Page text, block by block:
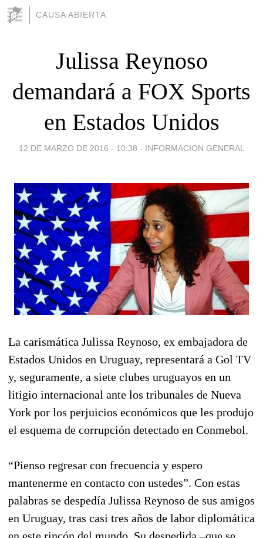
CAUSA ABIERTA
Julissa Reynoso
demandará a FOX Sports
en Estados Unidos
12 DE MARZO DE 2016 - 10:38 - INFORMACION GENERAL
La carismática Julissa Reynoso, ex embajadora de
Estados Unidos en Uruguay, representará a Gol TV
y, seguramente, a siete clubes uruguayos en un
litigio internacional ante los tribunales de Nueva
York por los perjuicios económicos que les produjo
el esquema de corrupción detectado en Conmebol.
“Pienso regresar con frecuencia y espero
mantenerme en contacto con ustedes”. Con estas
palabras se despedía Julissa Reynoso de sus amigos
en Uruguay, tras casi tres años de labor diplomática